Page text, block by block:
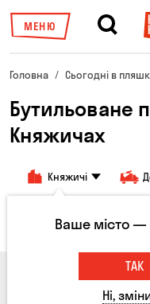
МЕНЮ
Головна Сьогодні в
Бутильоване
Княжичах
Княжичі
Всі товари Пиво
Ваше місто —
ТАК
Ні,